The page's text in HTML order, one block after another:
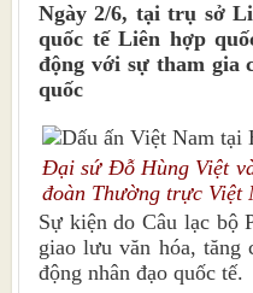
Ngày 2/6, tại trụ sở
quốc tế Liên hợp
động với sự tham gia
quốc
Đại sứ Đỗ Hùng Việt
đoàn Thường trực Việt
Sự kiện do Câu lạc bộ
giao lưu văn hóa, tăng
động nhân đạo quốc tế.